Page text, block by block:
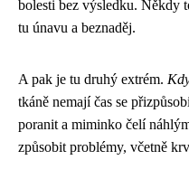
bolesti bez výsledku. Někdy
tu únavu a beznaděj.
A pak je tu druhý extrém.
tkáně nemají čas se
poranit a miminko čelí
způsobit problémy, včetně